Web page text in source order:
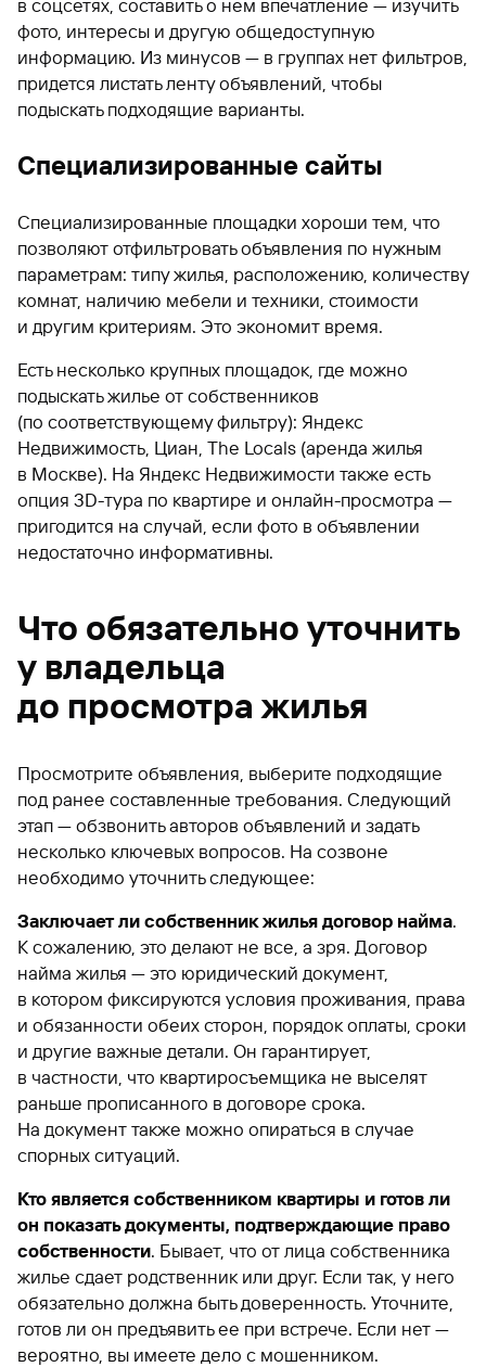
в соцсетях, составить о нем впечатление — изучить
фото, интересы и другую общедоступную
информацию. Из минусов — в группах нет фильтров,
придется листать ленту объявлений, чтобы
подыскать подходящие варианты.
Специализированные сайты
Специализированные площадки хороши тем, что
позволяют отфильтровать объявления по нужным
параметрам: типу жилья, расположению, количеству
комнат, наличию мебели и техники, стоимости
и другим критериям. Это экономит время.
Есть несколько крупных площадок, где можно
подыскать жилье от собственников
(по соответствующему фильтру): Яндекс
Недвижимость, Циан, The Locals (аренда жилья
в Москве). На Яндекс Недвижимости также есть
опция 3D-тура по квартире и онлайн-просмотра —
пригодится на случай, если фото в объявлении
недостаточно информативны.
Что обязательно уточнить
у владельца
до просмотра жилья
Просмотрите объявления, выберите подходящие
под ранее составленные требования. Следующий
этап — обзвонить авторов объявлений и задать
несколько ключевых вопросов. На созвоне
необходимо уточнить следующее:
Заключает ли собственник жилья договор найма.
К сожалению, это делают не все, а зря. Договор
найма жилья — это юридический документ,
в котором фиксируются условия проживания, права
и обязанности обеих сторон, порядок оплаты, сроки
и другие важные детали. Он гарантирует,
в частности, что квартиросъемщика не выселят
раньше прописанного в договоре срока.
На документ также можно опираться в случае
спорных ситуаций.
Кто является собственником квартиры и готов ли
он показать документы, подтверждающие право
собственности. Бывает, что от лица собственника
жилье сдает родственник или друг. Если так, у него
обязательно должна быть доверенность. Уточните,
готов ли он предъявить ее при встрече. Если нет —
вероятно, вы имеете дело с мошенником.